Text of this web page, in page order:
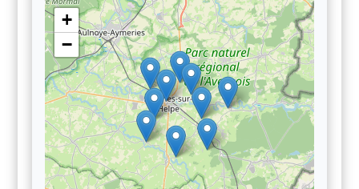
+
−